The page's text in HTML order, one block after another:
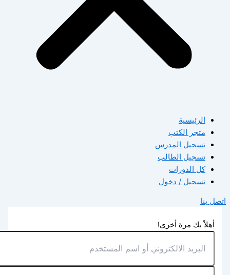
الرئيسية
متجر الكتب
تسجيل المدرس
تسجيل الطالب
كل الدورات
تسجيل / دخول
اتصل بنا
أهلاً بك مرة أخرى!